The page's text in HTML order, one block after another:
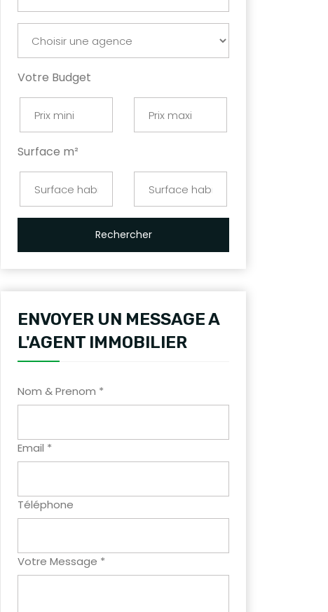
Votre Budget
Surface m²
Rechercher
ENVOYER UN MESSAGE A
L'AGENT IMMOBILIER
Nom & Prenom *
Email *
Téléphone
Votre Message *